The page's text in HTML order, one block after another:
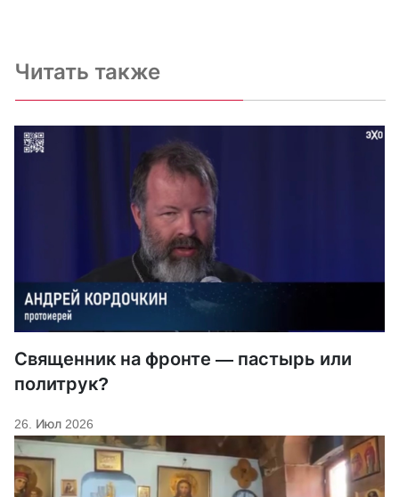
Читать также
Священник на фронте — пастырь или
политрук?
26. Июл 2026